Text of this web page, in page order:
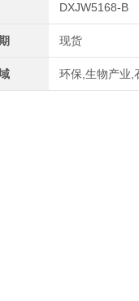
DXJW5168-B
现货
环保,生物产业,